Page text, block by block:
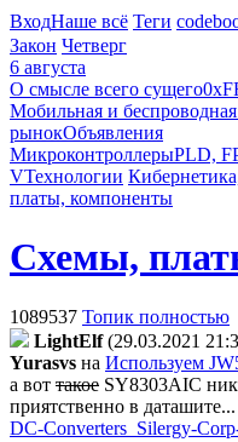
ВходНаше всё Теги
Закон Четверг
6 августа
О смысле всего сущего
Мобильная и беспроводная
рынокОбъявления
МикроконтроллерыPLD,
VТехнологии
платы, компоненты
Схемы,
1089537 Топик полностью
LightElf (29.03.2021
Yurasvs на Используем
а вот такое SY8303AIC
приятственно в даташите...
DC-Converters_Silergy-